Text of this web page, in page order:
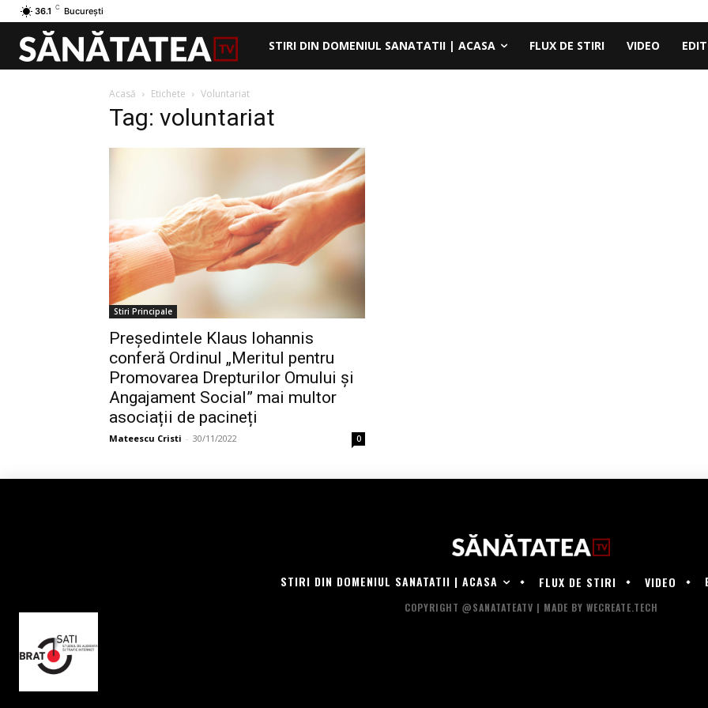
36.1 C București
STIRI DIN DOMENIUL SANATATII | ACASA FLUX DE STIRI VIDEO
Acasă Etichete Voluntariat
Tag: voluntariat
Stiri Principale
Președintele Klaus Iohannis
conferă Ordinul „Meritul pentru
Promovarea Drepturilor Omului și
Angajament Social” mai multor
asociații de pacineți
Mateescu Cristi - 30/11/2022 0
STIRI DIN DOMENIUL SANATATII | ACASA FLUX DE STIRI VIDEO
COPYRIGHT @SANATATEATV | MADE BY WECREATE.TECH